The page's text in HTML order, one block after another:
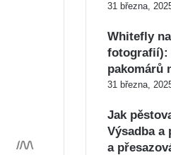
31 března,
Whitefly
fotografií):
pakomárů
31 března,
Jak
Výsadba a
a